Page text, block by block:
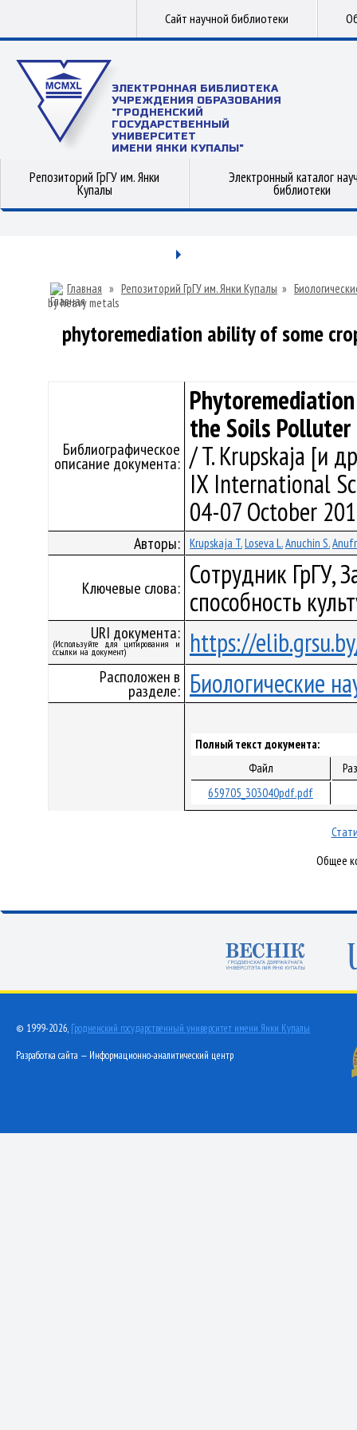
Сайт научной библиотеки
ЭЛЕКТРОННАЯ БИБЛИОТЕКА
УЧРЕЖДЕНИЯ ОБРАЗОВАНИЯ
"ГРОДНЕНСКИЙ
ГОСУДАРСТВЕННЫЙ
УНИВЕРСИТЕТ
ИМЕНИ ЯНКИ КУПАЛЫ"
Репозиторий ГрГУ им. Янки
Купалы
Электронный каталог
библиотеки
Главная » Репозиторий ГрГУ им. Янки Купалы »
by heavy metals
phytoremediation ability of some
Библиографическое
описание документа:
the Soils Polluter
/ T. Krupskaja [и
IX International
04-07 October
Авторы: Krupskaja T.Loseva L.Anuchin S.
Ключевые слова: Сотрудник ГрГУ,
способность
URI документа:
(Используйте для цитирования и
ссылки на документ) https://
Расположен в
разделе: Биологические
Полный текст документа:
Файл
659705_303040pdf.pdf
Общее
© 1999-2026, Гродненский государственный университет имени Янки Купалы
Разработка сайта — Информационно-аналитический центр